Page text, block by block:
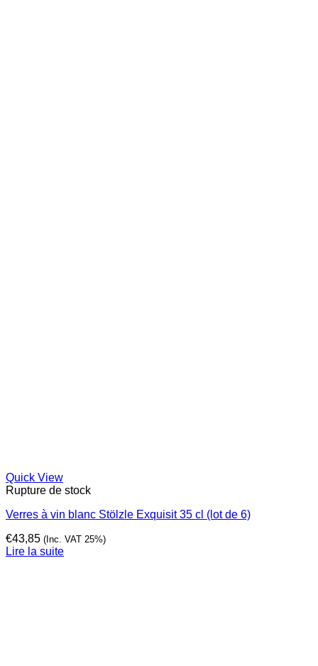
Quick View
Rupture de stock
Verres à vin blanc Stölzle Exquisit 35 cl (lot de 6)
€43,85 (Inc. VAT 25%)
Lire la suite